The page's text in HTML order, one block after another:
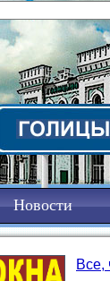
Новости
Все,